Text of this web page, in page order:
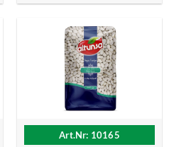
Art.Nr: 10165